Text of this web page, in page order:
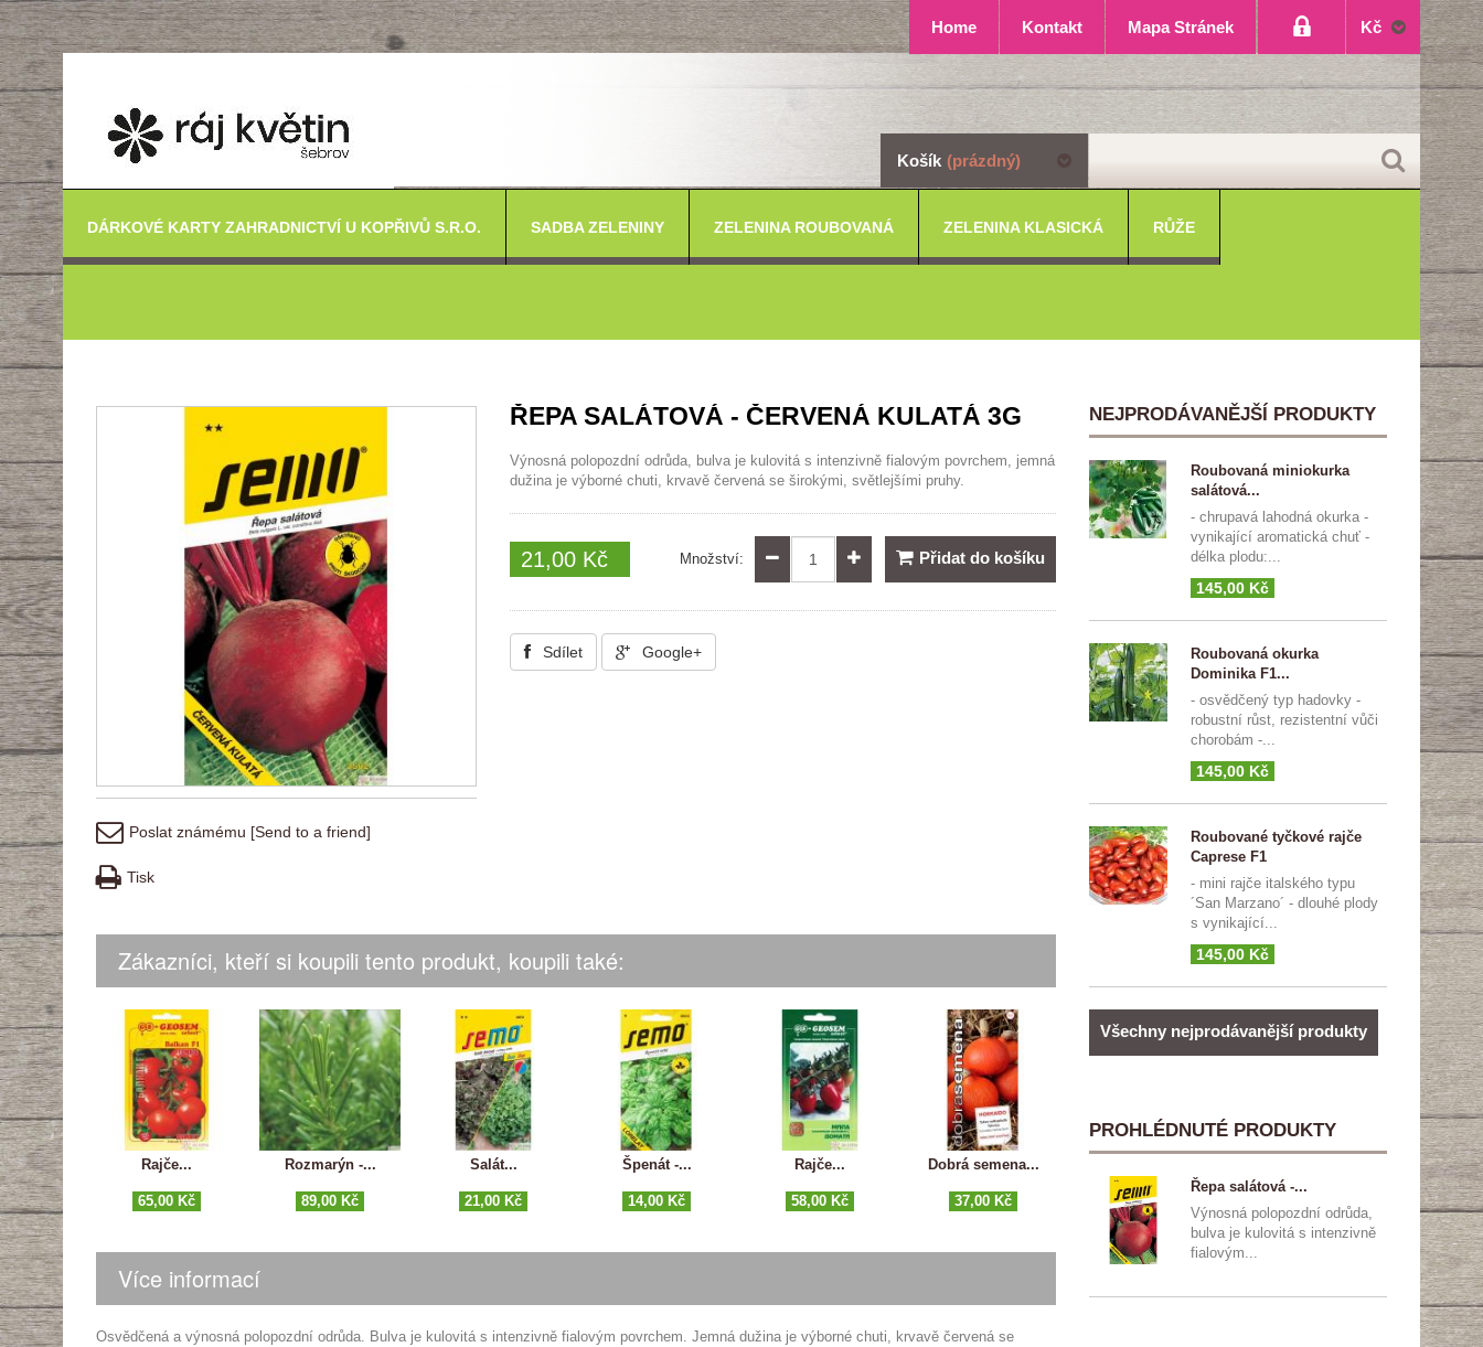
Košík (prázdný)
Kč
DÁRKOVÉ KARTY ZAHRADNICTVÍ U KOPŘIVŮ S.R.O. SADBA ZELENINY ZELENINA ROUBOVANÁ ZELENINA KLASICKÁ RŮŽE
Home Kontakt Mapa Stránek
Poslat známému [Send to a friend]
Tisk
ŘEPA SALÁTOVÁ - ČERVENÁ KULATÁ 3G
Výnosná polopozdní odrůda, bulva je kulovitá s intenzivně fialovým povrchem, jemná
dužina je výborné chuti, krvavě červená se širokými, světlejšími pruhy.
21,00 Kč Přidat do košíku
Množství:
Sdílet Google+
Zákazníci, kteří si koupili tento produkt, koupili také:
Rajče...
65,00 Kč
Rozmarýn -...
89,00 Kč
Salát...
21,00 Kč
Špenát -...
14,00 Kč
Rajče...
58,00 Kč
Dobrá semena...
37,00 Kč
Více informací
Osvědčená a výnosná polopozdní odrůda. Bulva je kulovitá s intenzivně fialovým povrchem. Jemná dužina je výborné chuti, krvavě červená se
NEJPRODÁVANĚJŠÍ PRODUKTY
Roubovaná miniokurka
salátová...
- chrupavá lahodná okurka -
vynikající aromatická chuť -
délka plodu:...
145,00 Kč
Roubovaná okurka
Dominika F1...
- osvědčený typ hadovky -
robustní růst, rezistentní vůči
chorobám -...
145,00 Kč
Roubované tyčkové rajče
Caprese F1
- mini rajče italského typu
´San Marzano´ - dlouhé plody
s vynikající...
145,00 Kč
Všechny nejprodávanější produkty
PROHLÉDNUTÉ PRODUKTY
Řepa salátová -...
Výnosná polopozdní odrůda,
bulva je kulovitá s intenzivně
fialovým...